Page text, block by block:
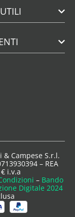
Campese S.r.l.
– REA
i.v.a
– Bando
Digitale 2024